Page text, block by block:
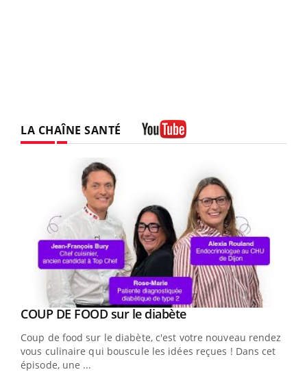
LA CHAÎNE SANTÉ
Youtube
COUP DE FOOD sur le diabèteYoutube
Coup de food sur le diabète, c'est votre nouveau rendez-
vous culinaire qui bouscule les idées reçues ! Dans cet
épisode, une ...